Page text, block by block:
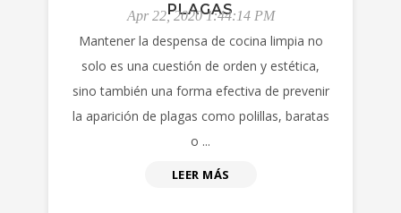
PLAGAS
Apr 22, 2020 1:44:14 PM
Mantener la despensa de cocina limpia no
solo es una cuestión de orden y estética,
sino también una forma efectiva de prevenir
la aparición de plagas como polillas, baratas
o ...
LEER MÁS